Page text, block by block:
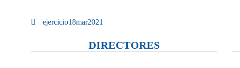
ejercicio18mar2021
DIRECTORES